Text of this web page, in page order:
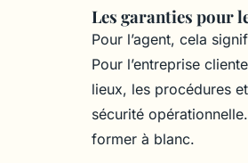
Les garanties pour
Pour l’agent, cela
Pour l’entreprise
lieux, les procédures
sécurité
former à blanc.